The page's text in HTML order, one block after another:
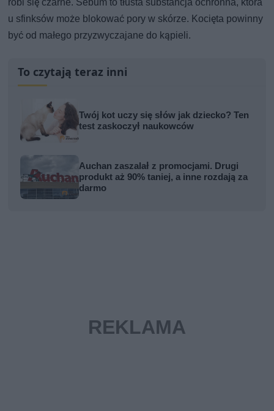
u sfinksów może blokować pory w skórze. Kocięta powinny
być od małego przyzwyczajane do kąpieli.
To czytają teraz inni
Twój kot uczy się słów jak dziecko? Ten
test zaskoczył naukowców
Auchan zaszalał z promocjami. Drugi
produkt aż 90% taniej, a inne rozdają za
darmo